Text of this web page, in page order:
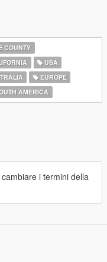
COUNTY
USA
EUROPE
AMERICA
i termini della